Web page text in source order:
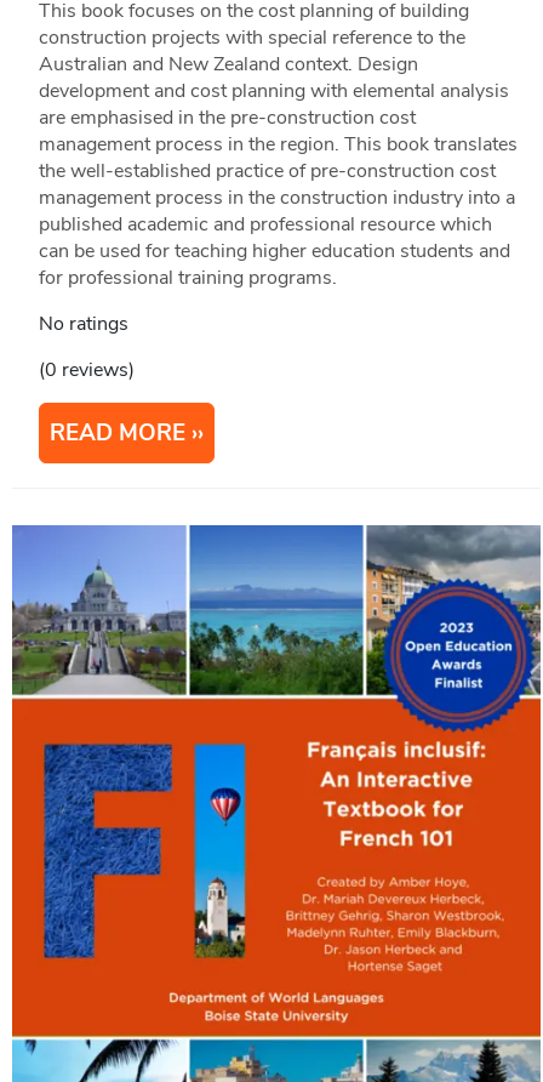
This book focuses on the cost planning of building
construction projects with special reference to the
Australian and New Zealand context. Design
development and cost planning with elemental analysis
are emphasised in the pre-construction cost
management process in the region. This book translates
the well-established practice of pre-construction cost
management process in the construction industry into a
published academic and professional resource which
can be used for teaching higher education students and
for professional training programs.
No ratings
(0 reviews)
READ MORE